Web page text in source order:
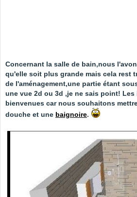
Concernant la salle de bain,nous
qu'elle soit plus grande mais cela rest
de l'aménagement,une partie étant
une vue 2d ou 3d ,je ne sais point!
bienvenues car nous souhaitons
douche et une baignoire.